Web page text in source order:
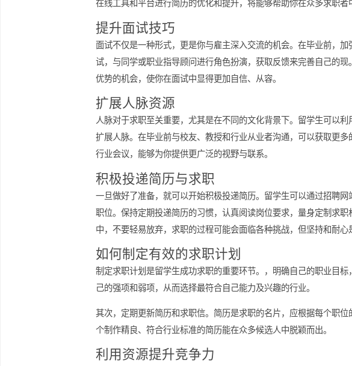
段时间，整理自己在留学期间的学习、实习和课外活动经
在线工具和平台进行简历的优化和提升，将能够帮助你在
提升面试技巧
面试不仅是一种形式，更是你与雇主深入交流的机会。在
试，与同学或职业指导顾问进行角色扮演，获取反馈来完
优势的机会，使你在面试中显得更加自信、从容。
扩展人脉资源
人脉对于求职至关重要，尤其是在不同的文化背景下。留
扩展人脉。在毕业前与校友、教授和行业从业者沟通，可
行业会议，能够为你提供更广泛的视野与联系。
积极投递简历与求职
一旦做好了准备，就可以开始积极投递简历。留学生可以
职位。保持定期投递简历的习惯，认真阅读岗位要求，量
中，不要轻易放弃，求职的过程可能会面临各种挑战，但坚
如何制定有效的求职计划
制定求职计划是留学生成功求职的重要环节。，明确自己
己的强项和弱项，从而选择最符合自己能力及兴趣的行业。